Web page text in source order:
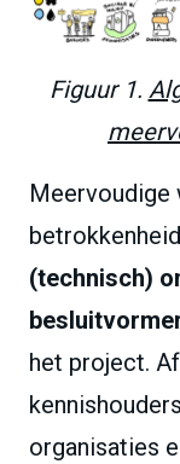
Figuur 1.
Meervoudige
(technisch)
het project.
organisaties